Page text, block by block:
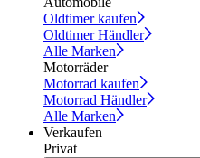
Oldtimer kaufen
Oldtimer Händler
Alle Marken
Motorräder
Motorrad kaufen
Motorrad Händler
Alle Marken
Verkaufen
Privat